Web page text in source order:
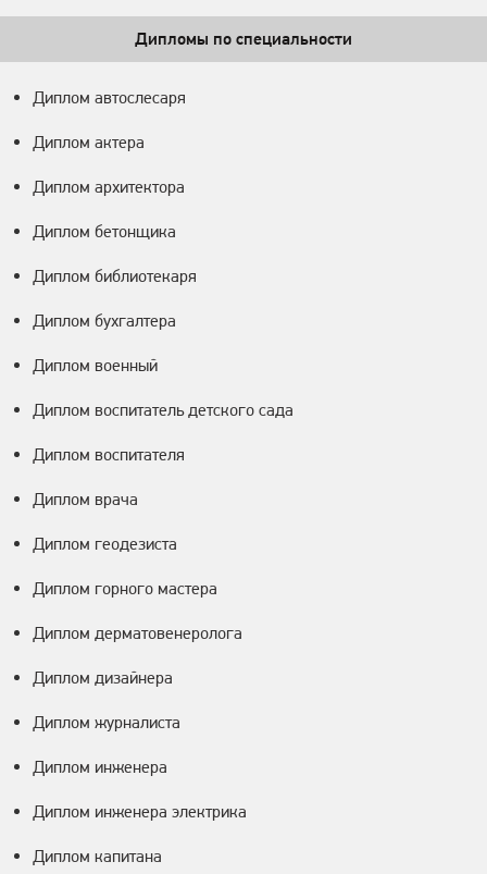
Дипломы по специальности
Диплом автослесаря
Диплом актера
Диплом архитектора
Диплом бетонщика
Диплом библиотекаря
Диплом бухгалтера
Диплом военный
Диплом воспитатель детского сада
Диплом воспитателя
Диплом врача
Диплом геодезиста
Диплом горного мастера
Диплом дерматовенеролога
Диплом дизайнера
Диплом журналиста
Диплом инженера
Диплом инженера электрика
Диплом капитана